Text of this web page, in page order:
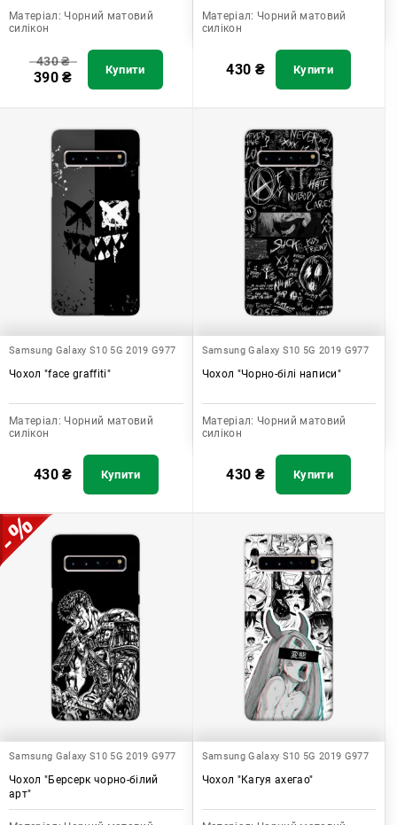
Матеріал: Чорний матовий
силікон
430₴
390₴ Купити
Матеріал: Чорний матовий
силікон
430 ₴ Купити
Samsung Galaxy S10 5G 2019 G977
Чохол "face graffiti"
Матеріал: Чорний матовий
силікон
430₴ Купити
Samsung Galaxy S10 5G 2019 G977
Чохол "Чорно-білі написи"
Матеріал: Чорний матовий
силікон
430 ₴ Купити
Samsung Galaxy S10 5G 2019 G977
Чохол "Берсерк чорно-білий
арт"
Samsung Galaxy S10 5G 2019 G977
Чохол "Кагуя ахегао"